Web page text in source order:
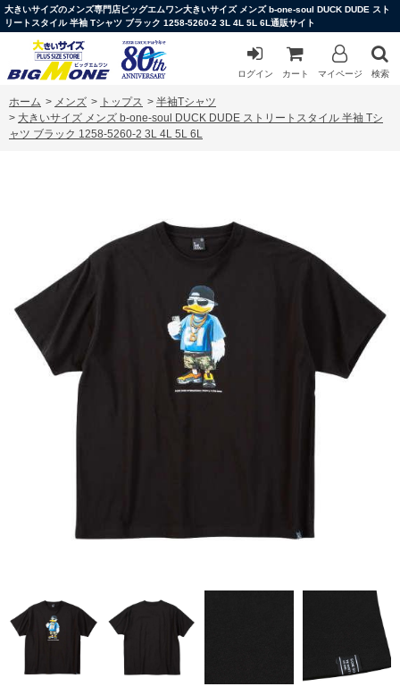
大きいサイズのメンズ専門店ビッグエムワン大きいサイズ メンズ b-one-soul DUCK DUDE スト
リートスタイル 半袖 Tシャツ ブラック 1258-5260-2 3L 4L 5L 6L通販サイト
ログイン カート マイページ 検索
ホーム > メンズ > トップス > 半袖Tシャツ
> 大きいサイズ メンズ b-one-soul DUCK DUDE ストリートスタイル 半袖 Tシ
ャツ ブラック 1258-5260-2 3L 4L 5L 6L